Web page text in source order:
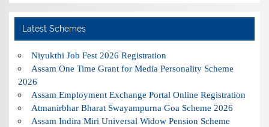
Latest Schemes
Niyukthi Job Fest 2026 Registration
Assam One Time Grant for Media Personality Scheme
2026
Assam Employment Exchange Portal Online Registration
Atmanirbhar Bharat Swayampurna Goa Scheme 2026
Assam Indira Miri Universal Widow Pension Scheme